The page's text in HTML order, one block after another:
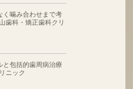
く噛み合わせまで考
歯科・矯正歯科クリ
と包括的歯周病治療
ニック